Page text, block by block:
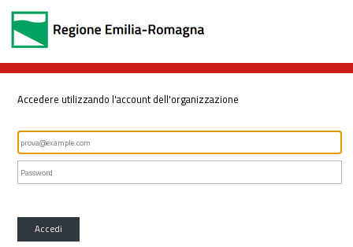
Accedere utilizzando l'account dell'organizzazione
Accedi